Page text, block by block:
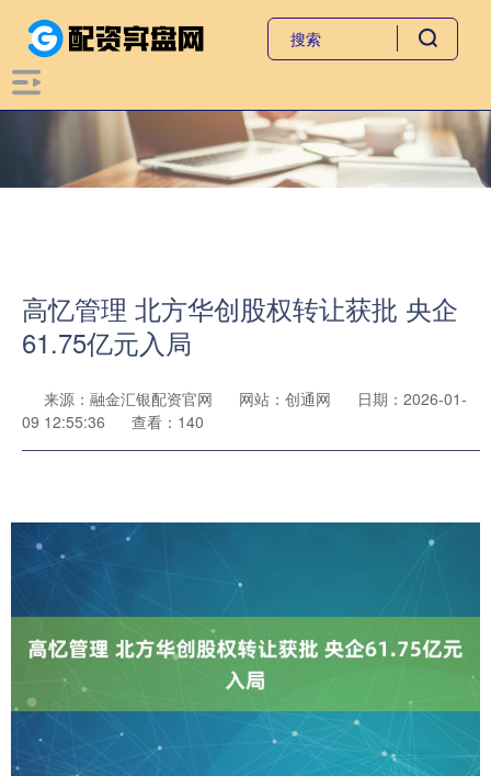
高忆管理 北方华创股权转让获批 央企
61.75亿元入局
来源：融金汇银配资官网 网站：创通网
日期：2026-01-
09 12:55:36
查看：140